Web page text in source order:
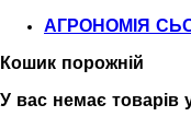
АГРОНОМІЯ
Кошик порожній
У вас немає товарів